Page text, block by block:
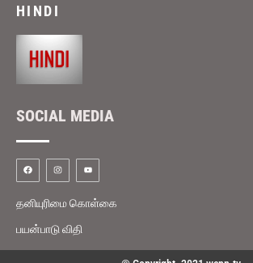
HINDI
SOCIAL MEDIA
தனியுரிமை கொள்கை
பயன்பாடு விதி